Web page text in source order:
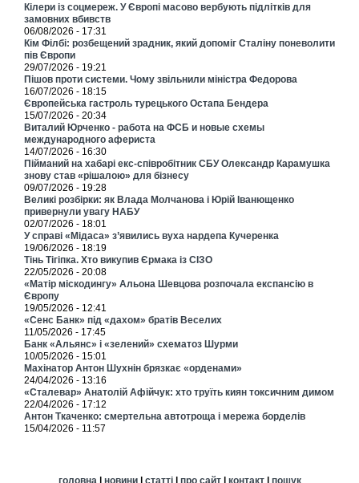
Кілери із соцмереж. У Європі масово вербують підлітків для
замовних вбивств
06/08/2026 - 17:31
Кім Філбі: розбещений зрадник, який допоміг Сталіну поневолити
пів Європи
29/07/2026 - 19:21
Пішов проти системи. Чому звільнили міністра Федорова
16/07/2026 - 18:15
Європейська гастроль турецького Остапа Бендера
15/07/2026 - 20:34
Виталий Юрченко - работа на ФСБ и новые схемы
международного афериста
14/07/2026 - 16:30
Пійманий на хабарі екс-співробітник СБУ Олександр Карамушка
знову став «рішалою» для бізнесу
09/07/2026 - 19:28
Великі розбірки: як Влада Молчанова і Юрій Іванющенко
привернули увагу НАБУ
02/07/2026 - 18:01
У справі «Мідаса» з’явились вуха нардепа Кучеренка
19/06/2026 - 18:19
Тінь Тігіпка. Хто викупив Єрмака із СІЗО
22/05/2026 - 20:08
«Матір міскодингу» Альона Шевцова розпочала експансію в
Європу
19/05/2026 - 12:41
«Сенс Банк» під «дахом» братів Веселих
11/05/2026 - 17:45
Банк «Альянс» і «зелений» схематоз Шурми
10/05/2026 - 15:01
Махінатор Антон Шухнін брязкає «орденами»
24/04/2026 - 13:16
«Сталевар» Анатолій Афійчук: хто труїть киян токсичним димом
22/04/2026 - 17:12
Антон Ткаченко: смертельна автотроща і мережа борделів
15/04/2026 - 11:57
головна | новини| статті| про сайт| контакт| пошук